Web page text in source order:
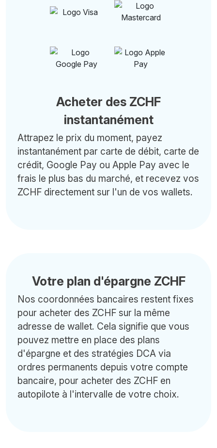
Acheter des ZCHF
instantanément
Attrapez le prix du moment, payez
instantanément par carte de débit, carte de
crédit, Google Pay ou Apple Pay avec le
frais le plus bas du marché, et recevez vos
ZCHF directement sur l'un de vos wallets.
Votre plan d'épargne ZCHF
Nos coordonnées bancaires restent fixes
pour acheter des ZCHF sur la même
adresse de wallet. Cela signifie que vous
pouvez mettre en place des plans
d'épargne et des stratégies DCA via
ordres permanents depuis votre compte
bancaire, pour acheter des ZCHF en
autopilote à l'intervalle de votre choix.